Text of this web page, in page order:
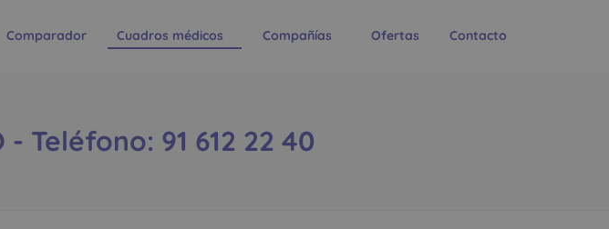
Comparador Cuadros médicos Compañías Ofertas Contacto
- Teléfono: 91 612 22 40